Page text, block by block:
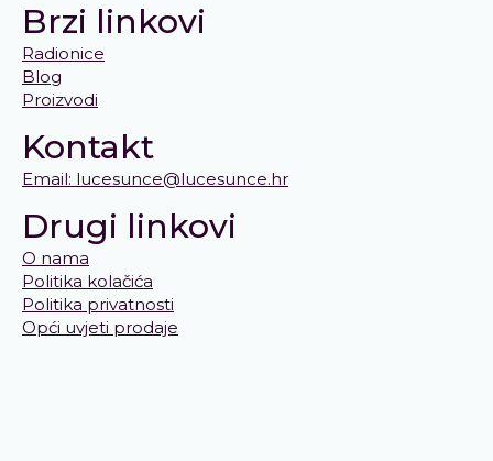
Brzi linkovi
Radionice
Blog
Proizvodi
Kontakt
Email: lucesunce@lucesunce.hr
Drugi linkovi
O nama
Politika kolačića
Politika privatnosti
Opći uvjeti prodaje